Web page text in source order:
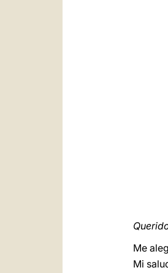
Me
Mi